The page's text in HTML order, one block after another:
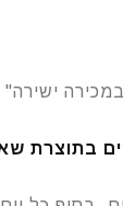
ישירה"
בתוצרת